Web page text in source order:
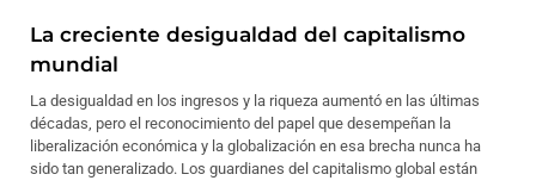
La creciente desigualdad del capitalismo
mundial
La desigualdad en los ingresos y la riqueza aumentó en las últimas
décadas, pero el reconocimiento del papel que desempeñan la
liberalización económica y la globalización en esa brecha nunca ha
sido tan generalizado. Los guardianes del capitalismo global están